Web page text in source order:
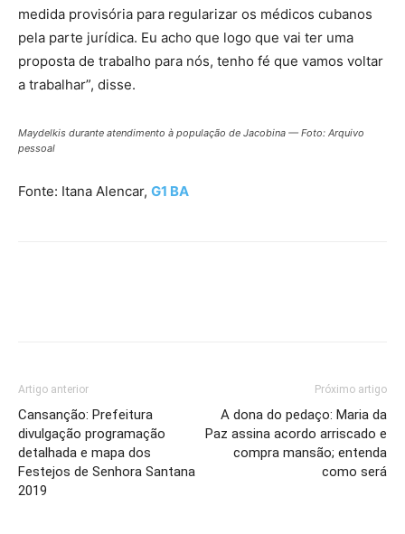
medida provisória para regularizar os médicos cubanos
pela parte jurídica. Eu acho que logo que vai ter uma
proposta de trabalho para nós, tenho fé que vamos voltar
a trabalhar”, disse.
Maydelkis durante atendimento à população de Jacobina — Foto: Arquivo
pessoal
Fonte: Itana Alencar, G1 BA
Artigo anterior
Cansanção: Prefeitura
divulgação programação
detalhada e mapa dos
Festejos de Senhora Santana
2019
Próximo artigo
A dona do pedaço: Maria da
Paz assina acordo arriscado e
compra mansão; entenda
como será